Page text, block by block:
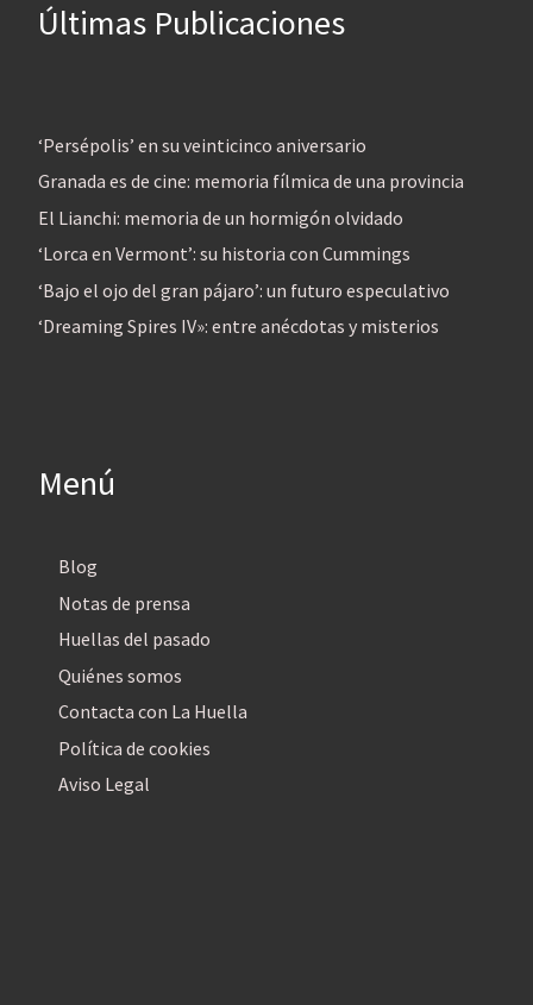
Últimas Publicaciones
‘Persépolis’ en su veinticinco aniversario
Granada es de cine: memoria fílmica de una provincia
El Lianchi: memoria de un hormigón olvidado
‘Lorca en Vermont’: su historia con Cummings
‘Bajo el ojo del gran pájaro’: un futuro especulativo
‘Dreaming Spires IV»: entre anécdotas y misterios
Menú
Blog
Notas de prensa
Huellas del pasado
Quiénes somos
Contacta con La Huella
Política de cookies
Aviso Legal